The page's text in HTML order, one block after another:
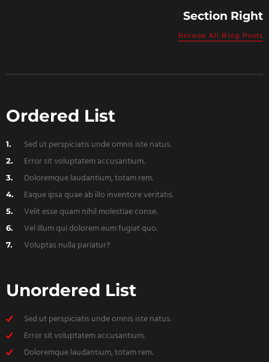
Section Right
Browse All Blog Posts
Ordered List
Sed ut perspiciatis unde omnis iste natus.
Error sit voluptatem accusantium.
Doloremque laudantium, totam rem.
Eaque ipsa quae ab illo inventore veritatis.
Velit esse quam nihil molestiae conse.
Vel illum qui dolorem eum fugiat quo.
Voluptas nulla pariatur?
Unordered List
Sed ut perspiciatis unde omnis iste natus.
Error sit voluptatem accusantium.
Doloremque laudantium, totam rem.